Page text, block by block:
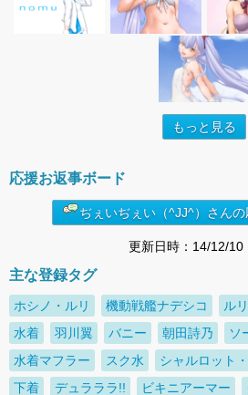
もっと見る
応援お返事ボード
ぢぇいぢぇい（^JJ^）さん
更新日時：14/12/10
主な登録タグ
ホシノ・ルリ 機動戦艦ナデシコ ル
水着
羽川翼 バニー 朝田詩乃
ソ
水着マフラー
スク水 シャルロット
下着
デュラララ!! ビキニアーマー